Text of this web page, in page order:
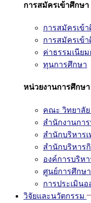
การสมัครเข้าศึกษา
การสมัครเข้
การสมัครเข้
ค่าธรรมเนีย
ทุนการศึกษา
หน่วยงานการศึกษา
คณะ วิทยาลั
สำนักงานกา
สำนักบริหาร
สำนักบริหาร
องค์การบริห
ศูนย์การศึกษ
การประเมิน
วิจัยและนวัตกรรม